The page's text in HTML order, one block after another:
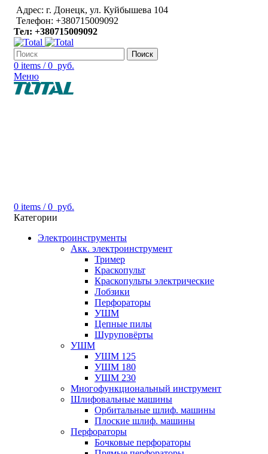
Адрес: г. Донецк, ул. Куйбышева 104
Телефон: +380715009092
Тел: +380715009092
Поиск
0 items / 0 руб.
Меню
0 items / 0 руб.
Категории
Электроинструменты
Акк. электроинструмент
Тример
Краскопульт
Краскопульты электрические
Лобзики
Перфораторы
УШМ
Цепные пилы
Шуруповёрты
УШМ
УШМ 125
УШМ 180
УШМ 230
Многофункциональный инструмент
Шлифовальные машины
Орбитальные шлиф. машины
Плоские шлиф. машины
Перфораторы
Бочковые перфораторы